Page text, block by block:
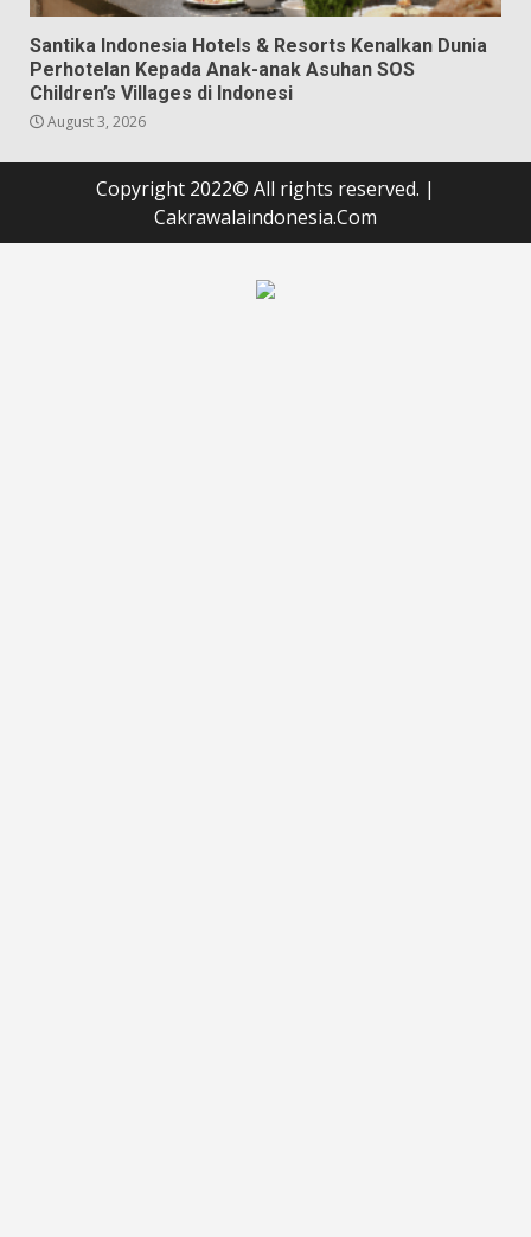
Santika Indonesia Hotels & Resorts Kenalkan Dunia
Perhotelan Kepada Anak-anak Asuhan SOS
Children’s Villages di Indonesi
August 3, 2026
Copyright 2022© All rights reserved. |
Cakrawalaindonesia.Com